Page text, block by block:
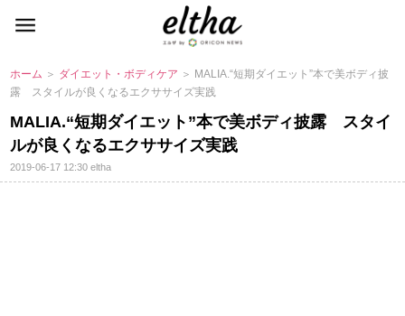
ホーム ＞ ダイエット・ボディケア ＞ MALIA.“短期ダイエット”本で美ボディ披
露 スタイルが良くなるエクササイズ実践
MALIA.“短期ダイエット”本で美ボディ披露 スタイ
ルが良くなるエクササイズ実践
2019-06-17 12:30eltha